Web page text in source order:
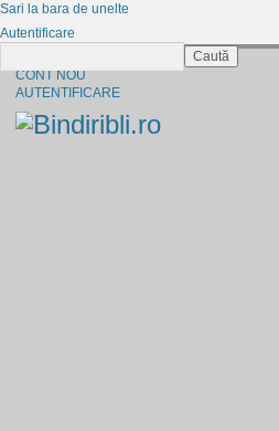
CONT NOU
AUTENTIFICARE
Sari la bara de unelte
Autentificare
Caută